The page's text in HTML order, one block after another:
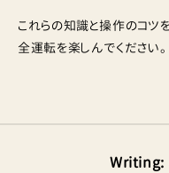
これらの知識と操作のコツ
全運転を楽しんでください。
Writing: